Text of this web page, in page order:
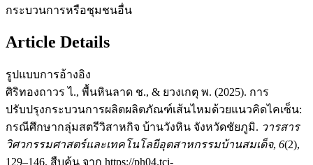
กระบวนการหรือชุมชนอื่น
Article Details
รูปแบบการอ้างอิง
ศิริทองถาวร ไ., พื้นหินลาด ช., & ยวงเกตุ พ. (2025). การ
ปรับปรุงกระบวนการผลิตผลิตภัณฑ์เส้นไหมด้วยแนวคิดไคเซ็น:
กรณีศึกษากลุ่มสตรีวิสาหกิจ บ้านวังหิน จังหวัดชัยภูมิ. วารสาร
วิศวกรรมศาสตร์และเทคโนโลยีอุตสาหกรรมบ้านสมเด็จ, 6(2),
129–146. สืบค้น จาก https://ph04.tci-